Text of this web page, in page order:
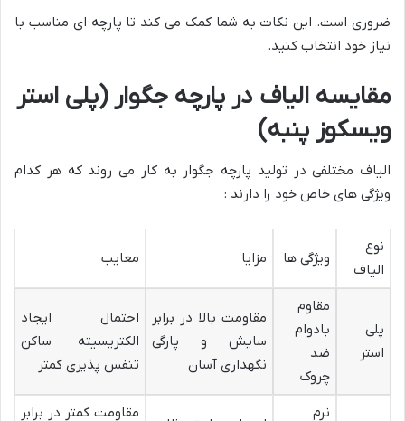
ضروری است. این نکات به شما کمک می کند تا پارچه ای مناسب با
نیاز خود انتخاب کنید.
مقایسه الیاف در پارچه جگوار (پلی استر
ویسکوز پنبه)
الیاف مختلفی در تولید پارچه جگوار به کار می روند که هر کدام
ویژگی های خاص خود را دارند :
نوع
الیاف
ویژگی ها مزایا معایب
پلی
استر
مقاوم
بادوام
ضد
چروک
مقاومت بالا در برابر
سایش و پارگی
نگهداری آسان
احتمال ایجاد
الکتریسیته ساکن
تنفس پذیری کمتر
نرم
مقاومت کمتر در برابر